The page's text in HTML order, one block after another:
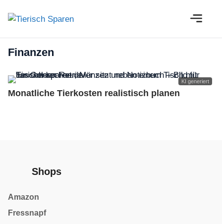
Inhalt
Finanzen
KI generiert
Monatliche Tierkosten realistisch planen
Shops
Amazon
Fressnapf